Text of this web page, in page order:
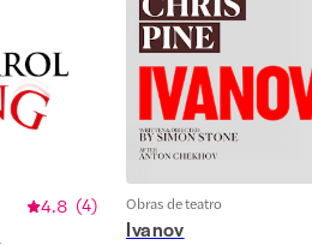
4.8 (4) Obras de teatro
Ivanov